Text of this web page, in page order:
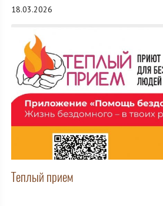
18.03.2026
Теплый прием